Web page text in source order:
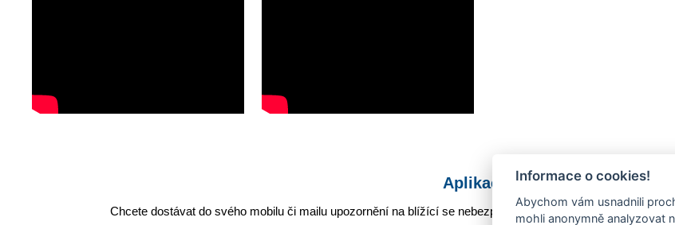
Aplikace Mobilní rozhlas
Chcete dostávat do svého mobilu či mailu upozornění na blížící se nebezpečí, odstávky, poruchy a
Informace o cookies!
Abychom vám usnadnili
mohli anonymně analyzovat